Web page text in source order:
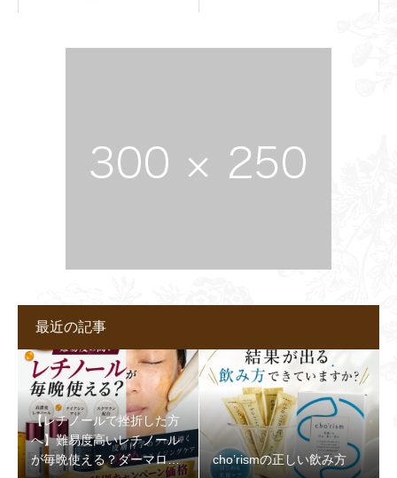
最近の記事
【レチノールで挫折した方
へ】難易度高いレチノール
が毎晩使える？ダーマロジ
cho’rismの正しい飲み方